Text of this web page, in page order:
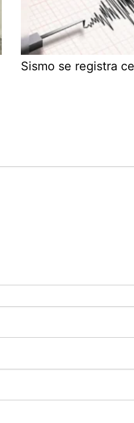
Sismo se registra